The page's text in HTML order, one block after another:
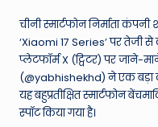
T
h
e
W
चीनी स्मार्टफोन निर्माता
‘Xiaomi 17 Series’ पर तेजी
प्लेटफॉर्म X (ट्विटर) पर जाने-
(@yabhishekhd) ने एक बड़ा
यह बहुप्रतीक्षित स्मार्टफोन
स्पॉट किया गया है।